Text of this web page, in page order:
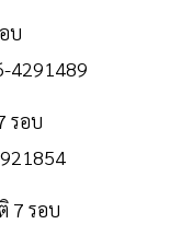
บ
4291489
รอบ
7 รอบ